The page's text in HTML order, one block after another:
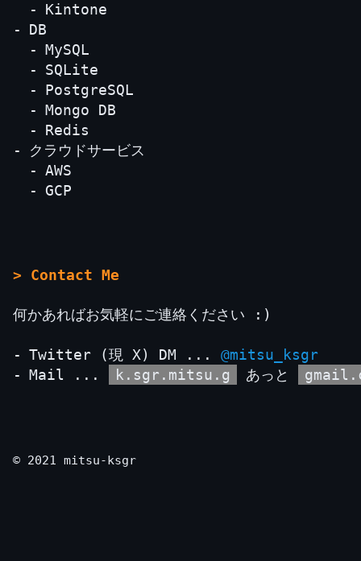
Kintone
DB
MySQL
SQLite
PostgreSQL
Mongo DB
Redis
クラウドサービス
AWS
GCP
> Contact Me
何かあればお気軽にご連絡ください :)
Twitter (現 X) DM ... @mitsu_ksgr
Mail ...
k.sgr.mitsu.g あっと
© 2021 mitsu-ksgr